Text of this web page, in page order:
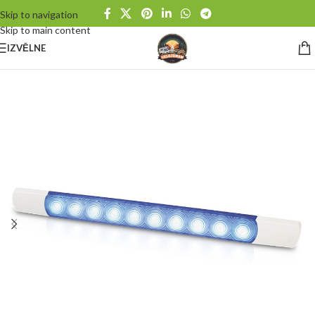
Skip to navigation
Skip to main content
IZVĒLNE